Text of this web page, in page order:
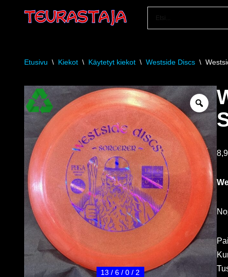
Etusivu \ Kiekot \ Käytetyt kiekot \ Westside Discs \
13 / 6 / 0 / 2